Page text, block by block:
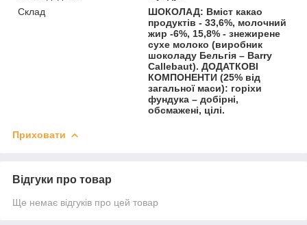
Склад
ШОКОЛАД: Вміст какао
продуктів - 33,6%, молочний
жир -6%, 15,8% - знежирене
сухе молоко (виробник
шоколаду Бельгія – Barry
Callebaut). ДОДАТКОВІ
КОМПОНЕНТИ (25% від
загальної маси): горіхи
фундука – добірні,
обсмажені, цілі.
Приховати
Відгуки про товар
Ще немає відгуків про цей товар